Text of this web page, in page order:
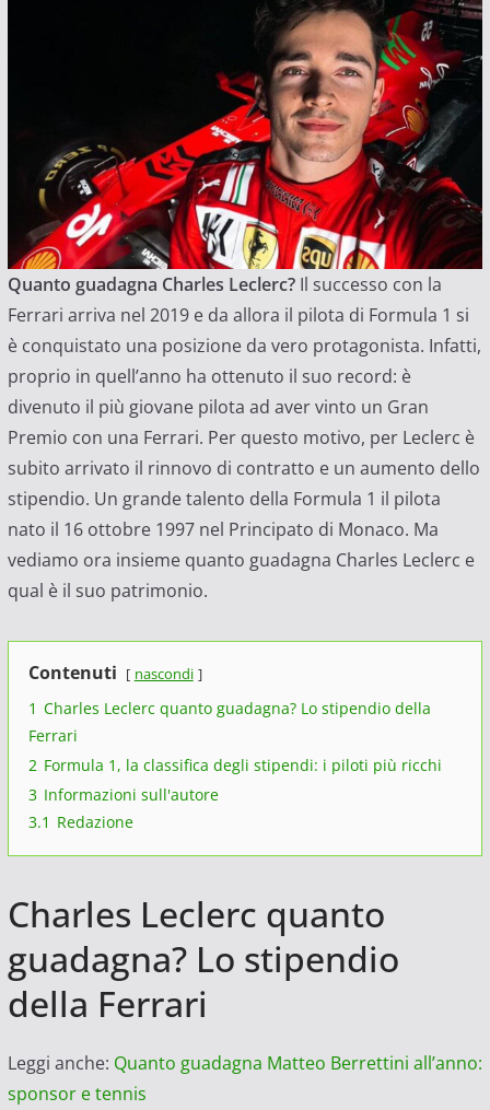
Quanto guadagna Charles Leclerc? Il successo con la
Ferrari arriva nel 2019 e da allora il pilota di Formula 1 si
è conquistato una posizione da vero protagonista. Infatti,
proprio in quell’anno ha ottenuto il suo record: è
divenuto il più giovane pilota ad aver vinto un Gran
Premio con una Ferrari. Per questo motivo, per Leclerc è
subito arrivato il rinnovo di contratto e un aumento dello
stipendio. Un grande talento della Formula 1 il pilota
nato il 16 ottobre 1997 nel Principato di Monaco. Ma
vediamo ora insieme quanto guadagna Charles Leclerc e
qual è il suo patrimonio.
Contenuti nascondi
1 Charles Leclerc quanto guadagna? Lo stipendio della
Ferrari
2 Formula 1, la classifica degli stipendi: i piloti più ricchi
3 Informazioni sull'autore
3.1 Redazione
Charles Leclerc quanto
guadagna? Lo stipendio
della Ferrari
Leggi anche: Quanto guadagna Matteo Berrettini all’anno:
sponsor e tennis